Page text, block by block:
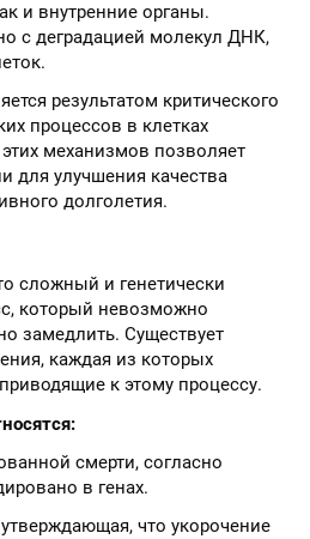
и внутренние органы.
с деградацией молекул ДНК,
результатом критического
процессов в клетках
механизмов позволяет
для улучшения качества
долголетия.
сложный и генетически
который невозможно
замедлить. Существует
каждая из которых
к этому процессу.
смерти, согласно
в генах.
что укорочение